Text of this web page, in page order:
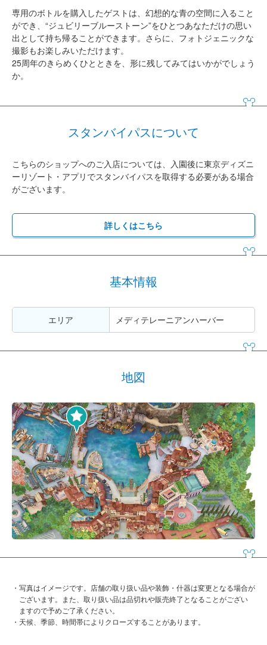
専用のボトルを購入したゲストは、幻想的な青の空間に入ること
ができ、“ジュビリーブルーストーン”をひとつあなただけの思い
出として持ち帰ることができます。さらに、フォトジェニックな
撮影もお楽しみいただけます。
25周年のきらめくひとときを、形に残してみてはいかがでしょう
か。
スタンバイパスについて
こちらのショップへのご入店については、入園後に東京ディズニ
ーリゾート・アプリでスタンバイパスを取得する必要がある場合
がございます。
詳しくはこちら
基本情報
エリア メディテレーニアンハーバー
地図
写真はイメージです。店舗の取り扱い品や装飾・什器は変更となる場合が
ございます。また、取り扱い品は品切れや販売終了となることがござい
ますので予めご了承ください。
天候、季節、時間帯によりクローズすることがあります。